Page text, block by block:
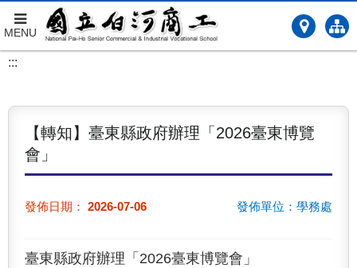
跳
到
要
MENU
:::
【轉知】臺東縣政府辦理「2026臺東博覽
會」
發佈日期： 2026-07-06 發佈單位：學務處
臺東縣政府辦理「2026臺東博覽會」